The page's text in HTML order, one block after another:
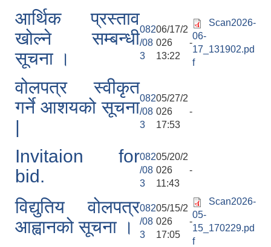
आर्थिक प्रस्ताव
खोल्ने सम्बन्धी
सूचना ।
082
/08
3
06/17/2
026 -
13:22
Scan2026-
06-
17_131902.pd
f
वोलपत्र स्वीकृत
गर्ने आशयको सूचना
|
082
/08
3
05/27/2
026 -
17:53
Invitaion for
bid.
082
/08
3
05/20/2
026 -
11:43
विद्युतिय वोलपत्र
आह्वानको सूचना ।
082
/08
3
05/15/2
026 -
17:05
Scan2026-
05-
15_170229.pd
f